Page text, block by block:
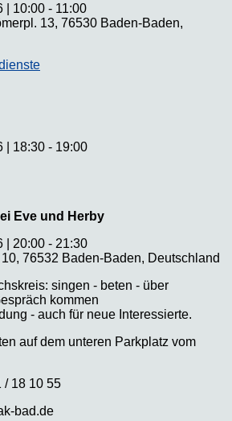
10:00 - 11:00
13, 76530 Baden-Baden,
18:30 - 19:00
Eve und Herby
20:00 - 21:30
76532 Baden-Baden, Deutschland
singen - beten - über
kommen
- auch für neue Interessierte.
auf dem unteren Parkplatz vom
/ 18 10 55
bad.de